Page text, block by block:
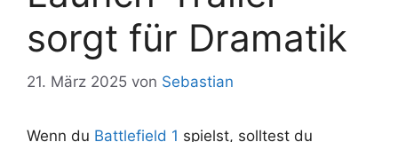
sorgt für Dramatik
21. März 2025 von Sebastian
Wenn du Battlefield 1 spielst, solltest du